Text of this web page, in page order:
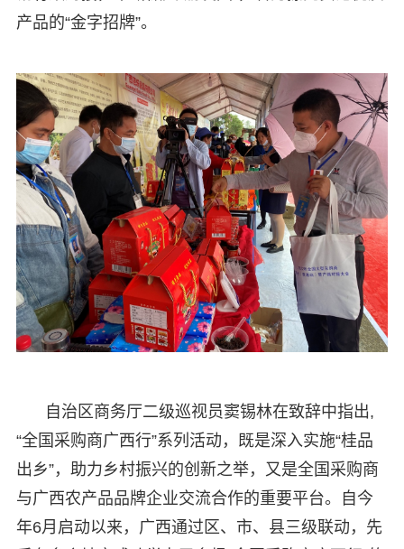
产品的“金字招牌”。
自治区商务厅二级巡视员窦锡林在致辞中指出,
“全国采购商广西行”系列活动，既是深入实施“桂品
出乡”，助力乡村振兴的创新之举，又是全国采购商
与广西农产品品牌企业交流合作的重要平台。自今
年6月启动以来，广西通过区、市、县三级联动，先